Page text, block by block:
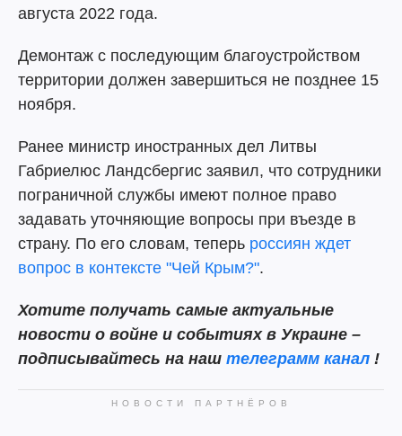
августа 2022 года.
Демонтаж с последующим благоустройством
территории должен завершиться не позднее 15
ноября.
Ранее министр иностранных дел Литвы
Габриелюс Ландсбергис заявил, что сотрудники
пограничной службы имеют полное право
задавать уточняющие вопросы при въезде в
страну. По его словам, теперь россиян ждет
вопрос в контексте "Чей Крым?".
Хотите получать самые актуальные
новости о войне и событиях в Украине –
подписывайтесь на наш телеграмм канал !